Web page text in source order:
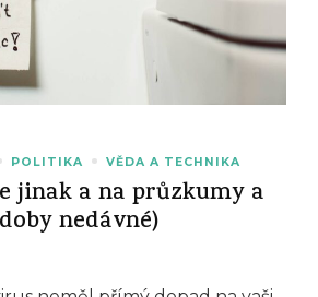
POLITIKA VĚDA A TECHNIKA
jinak a na průzkumy a
nedávné)